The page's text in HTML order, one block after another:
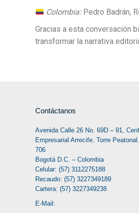
Colombia:Pedro Badrán,
Gracias a esta conversación
transformar la narrativa
Contáctanos
Avenida Calle 26 No. 69D – 91,
Empresarial Arrecife, Torre
706
Bogotá D.C. – Colombia
Celular: (57) 3112275188
Recaudo: (57) 3227349189
Cartera: (57) 3227349238
E-Mail: